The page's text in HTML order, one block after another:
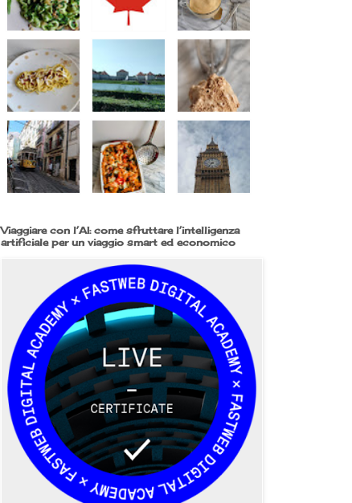
Viaggiare con l’AI: come sfruttare l’intelligenza
artificiale per un viaggio smart ed economico